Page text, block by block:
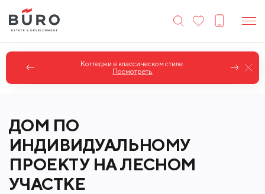
Коттеджи в классическом стиле.
Посмотреть
ДОМ ПО
ИНДИВИДУАЛЬНОМУ
ПРОЕКТУ НА ЛЕСНОМ
УЧАСТКЕ